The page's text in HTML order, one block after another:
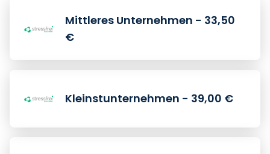
Mittleres Unternehmen - 33,50
€
Kleinstunternehmen - 39,00 €